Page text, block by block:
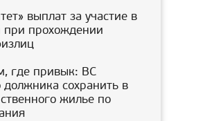
выплат за участие в
при прохождении
где привык: ВС
должника сохранить в
жилье по